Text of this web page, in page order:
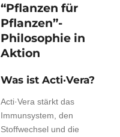
“Pflanzen für
Pflanzen”-
Philosophie in
Aktion
Was ist Acti·Vera?
Acti·Vera stärkt das
Immunsystem, den
Stoffwechsel und die